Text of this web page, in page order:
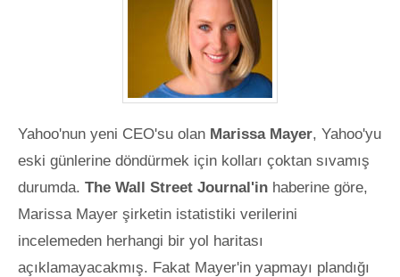
Yahoo'nun yeni CEO'su olan Marissa Mayer, Yahoo'yu
eski günlerine döndürmek için kolları çoktan sıvamış
durumda. The Wall Street Journal'in haberine göre,
Marissa Mayer şirketin istatistiki verilerini
incelemeden herhangi bir yol haritası
açıklamayacakmış. Fakat Mayer'in yapmayı plandığı